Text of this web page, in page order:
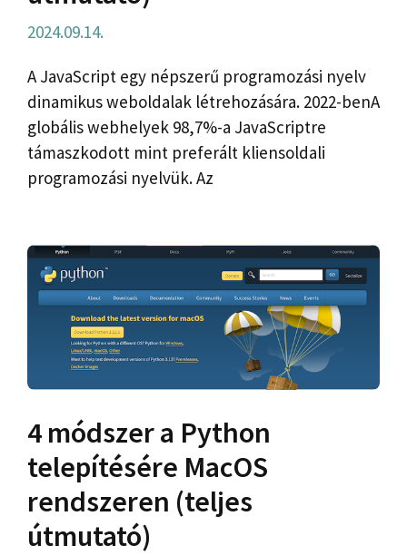
2024.09.14.
A JavaScript egy népszerű programozási nyelv
dinamikus weboldalak létrehozására. 2022-benA
globális webhelyek 98,7%-a JavaScriptre
támaszkodott mint preferált kliensoldali
programozási nyelvük. Az
4 módszer a Python
telepítésére MacOS
rendszeren (teljes
útmutató)